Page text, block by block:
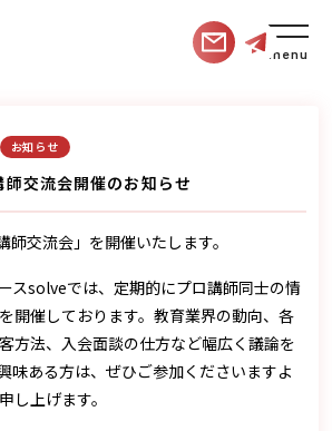
menu
お知らせ
交流会開催のお知らせ
師交流会」を開催いたします。
スsolveでは、定期的にプロ講師同士の情
開催しております。教育業界の動向、各
方法、入会面談の仕方など幅広く議論を
味ある方は、ぜひご参加くださいますよ
し上げます。